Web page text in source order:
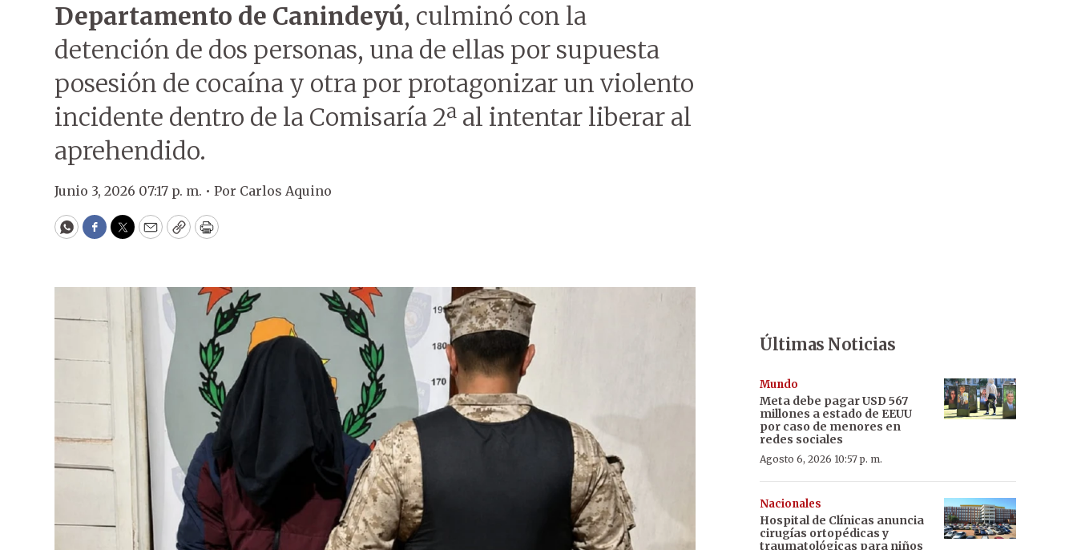
Departamento de Canindeyú, culminó con la
detención de dos personas, una de ellas por supuesta
posesión de cocaína y otra por protagonizar un violento
incidente dentro de la Comisaría 2ª al intentar liberar al
aprehendido.
Junio 3, 2026 07:17 p. m. • Por Carlos Aquino
WhatsApp
Facebook
Twitter
EmailCopyPrint
Últimas Noticias
Mundo
Meta debe pagar USD 567
millones a estado de EEUU
por caso de menores en
redes sociales
Agosto 6, 2026 10:57 p. m.
Nacionales
Hospital de Clínicas anuncia
cirugías ortopédicas y
traumatológicas para niños